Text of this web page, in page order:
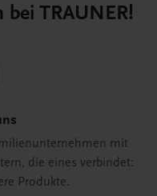
TRAUNER!
mit
die eines verbindet:
Produkte.